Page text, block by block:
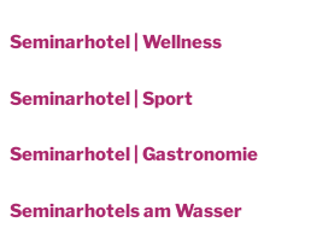
Seminarhotel | Wellness
Seminarhotel | Sport
Seminarhotel | Gastronomie
Seminarhotels am Wasser